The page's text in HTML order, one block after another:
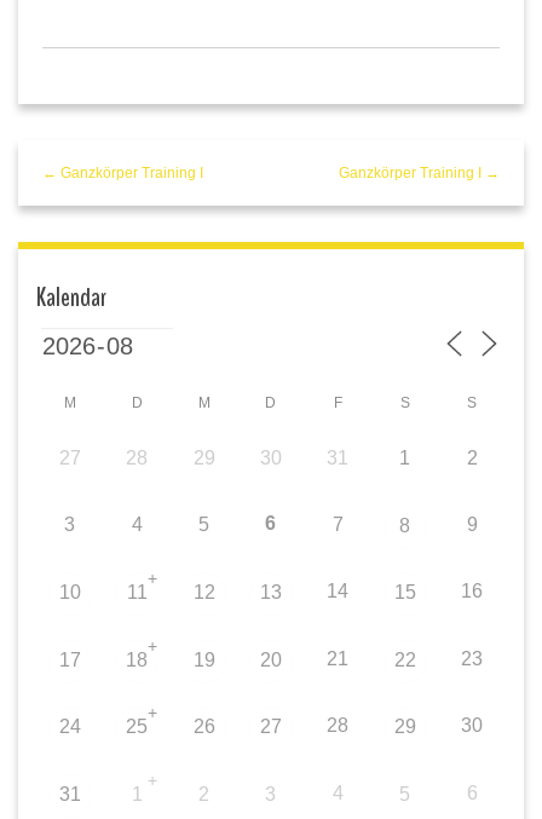
← Ganzkörper Training I Ganzkörper Training I →
Kalendar
M D M D F S S
27 28 29 30 31 1 2
3 4 5 6 7 8 9
10 11
+
12 13 14 15 16
17 18
+
19 20 21 22 23
24 25
+
26 27 28 29 30
31 1
+
2 3 4 5 6